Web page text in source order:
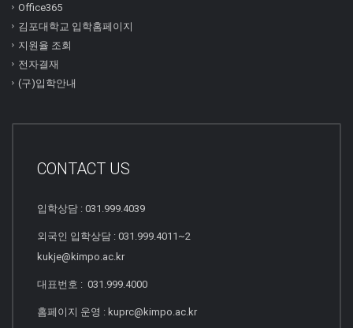
Office365
김포대학교 입학홈페이지
지원율 조회
전자결재
(구)입학안내
CONTACT US
입학상담 : 031.999.4039
외국인 입학상담 : 031.999.4011~2
kukje@kimpo.ac.kr
대표번호 : 031.999.4000
홈페이지 운영 : kuprc@kimpo.ac.kr